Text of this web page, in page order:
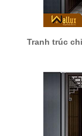
Tranh trúc